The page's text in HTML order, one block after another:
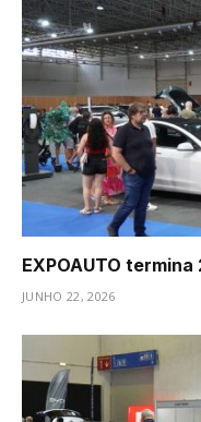
EXPOAUTO
JUNHO 22, 2026